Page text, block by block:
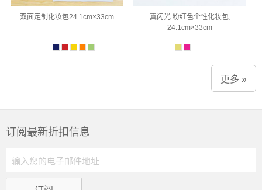
双面定制化妆包24.1cm×33cm
真闪光 粉红色个性化妆包,
24.1cm×33cm
更多 »
订阅最新折扣信息